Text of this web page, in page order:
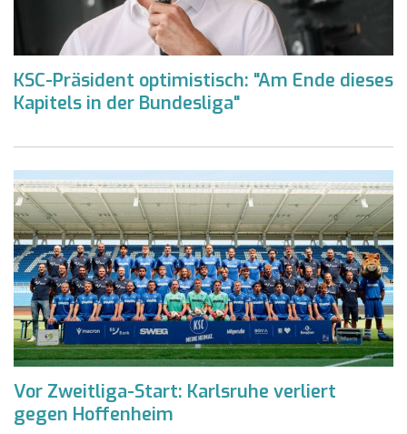
KSC-Präsident optimistisch: "Am Ende dieses
Kapitels in der Bundesliga"
Vor Zweitliga-Start: Karlsruhe verliert
gegen Hoffenheim